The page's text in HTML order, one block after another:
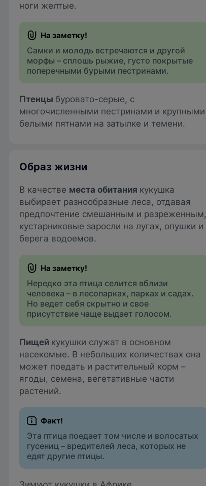
ноги желтые.
Самки и молодь встречаются и другой
морфы – сплошь рыжие, густо покрытые
поперечными бурыми пестринами.
Птенцы буровато-серые, с
многочисленными пестринами и крупными
белыми пятнами на затылке и темени.
Образ жизни
В качестве места обитания кукушка
выбирает разнообразные леса, отдавая
предпочтение смешанным и разреженным,
кустарниковые заросли на лугах, опушки и
берега водоемов.
Нередко эта птица селится вблизи
человека – в лесопарках, парках и садах.
Но ведет себя скрытно и свое
присутствие чаще выдает голосом.
Пищей кукушки служат в основном
насекомые. В небольших количествах она
может поедать и растительный корм –
ягоды, семена, вегетативные части
растений.
Эта птица поедает том числе и волосатых
гусениц – вредителей леса, которых не
едят другие птицы.